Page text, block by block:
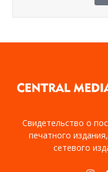
Свидетельство о
печатного
сетевого